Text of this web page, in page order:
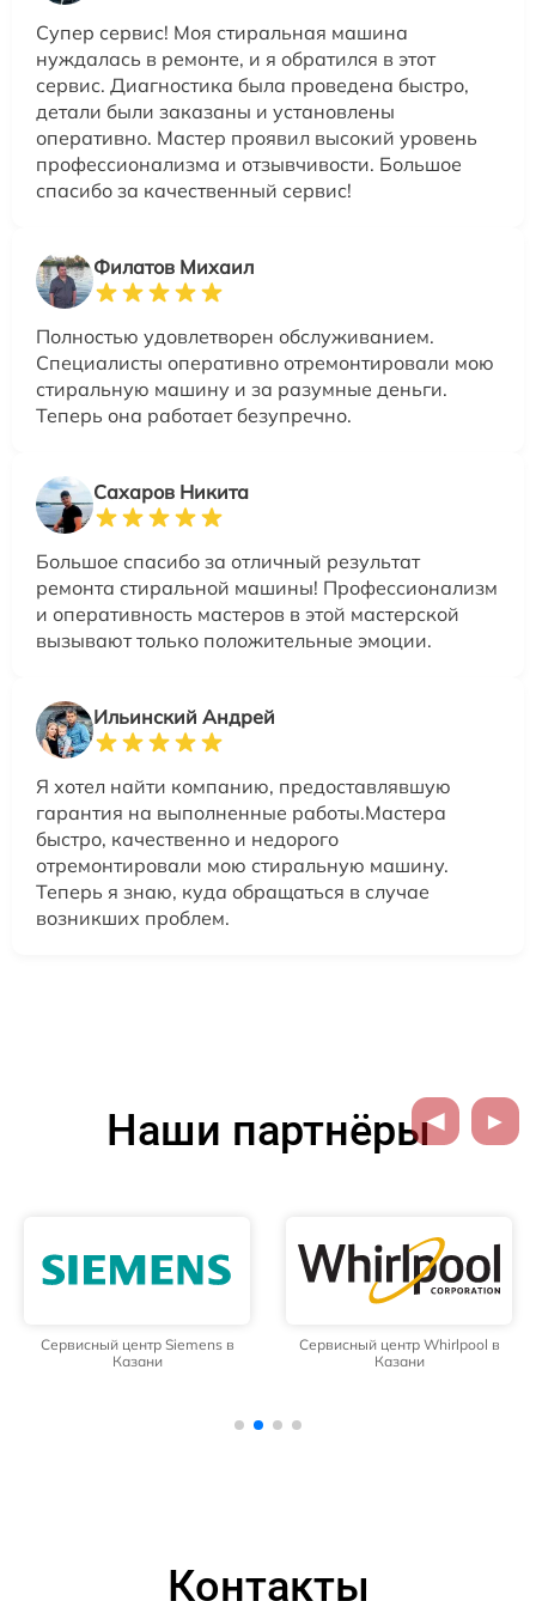
Супер сервис! Моя стиральная машина
нуждалась в ремонте, и я обратился в этот
сервис. Диагностика была проведена быстро,
детали были заказаны и установлены
оперативно. Мастер проявил высокий уровень
профессионализма и отзывчивости. Большое
спасибо за качественный сервис!
Филатов Михаил
Полностью удовлетворен обслуживанием.
Специалисты оперативно отремонтировали мою
стиральную машину и за разумные деньги.
Теперь она работает безупречно.
Сахаров Никита
Большое спасибо за отличный результат
ремонта стиральной машины! Профессионализм
и оперативность мастеров в этой мастерской
вызывают только положительные эмоции.
Ильинский Андрей
Я хотел найти компанию, предоставлявшую
гарантия на выполненные работы.Мастера
быстро, качественно и недорого
отремонтировали мою стиральную машину.
Теперь я знаю, куда обращаться в случае
возникших проблем.
Наши партнёры
Сервисный центр Siemens в
Казани
Сервисный центр Whirlpool в
Казани
Контакты